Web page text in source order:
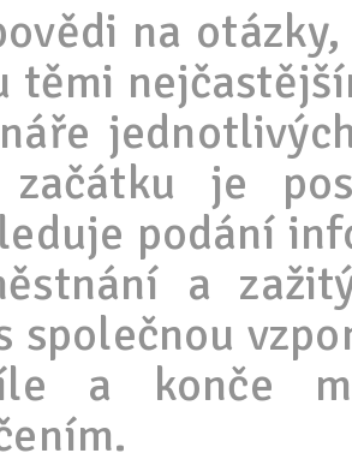
na
těmi
je
podání
a
společnou
a konče